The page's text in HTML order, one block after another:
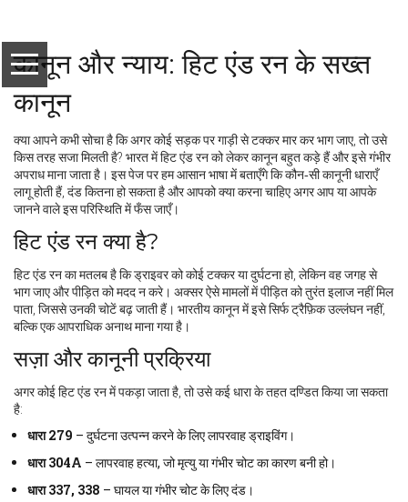
कानून और न्याय: हिट एंड रन के सख्त
कानून
क्या आपने कभी सोचा है कि अगर कोई सड़क पर गाड़ी से टक्कर मार कर भाग जाए, तो उसे
किस तरह सजा मिलती है? भारत में हिट एंड रन को लेकर कानून बहुत कड़े हैं और इसे गंभीर
अपराध माना जाता है। इस पेज पर हम आसान भाषा में बताएँगे कि कौन‑सी कानूनी धाराएँ
लागू होती हैं, दंड कितना हो सकता है और आपको क्या करना चाहिए अगर आप या आपके
जानने वाले इस परिस्थिति में फँस जाएँ।
हिट एंड रन क्या है?
हिट एंड रन का मतलब है कि ड्राइवर को कोई टक्कर या दुर्घटना हो, लेकिन वह जगह से
भाग जाए और पीड़ित को मदद न करे। अक्सर ऐसे मामलों में पीड़ित को तुरंत इलाज नहीं मिल
पाता, जिससे उनकी चोटें बढ़ जाती हैं। भारतीय कानून में इसे सिर्फ ट्रैफ़िक उल्लंघन नहीं,
बल्कि एक आपराधिक अनाथ माना गया है।
सज़ा और कानूनी प्रक्रिया
अगर कोई हिट एंड रन में पकड़ा जाता है, तो उसे कई धारा के तहत दण्डित किया जा सकता
है:
धारा 279 – दुर्घटना उत्पन्न करने के लिए लापरवाह ड्राइविंग।
धारा 304A – लापरवाह हत्या, जो मृत्यु या गंभीर चोट का कारण बनी हो।
धारा 337, 338 – घायल या गंभीर चोट के लिए दंड।